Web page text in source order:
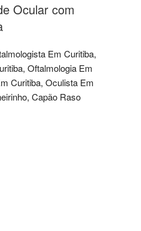
Ocular com